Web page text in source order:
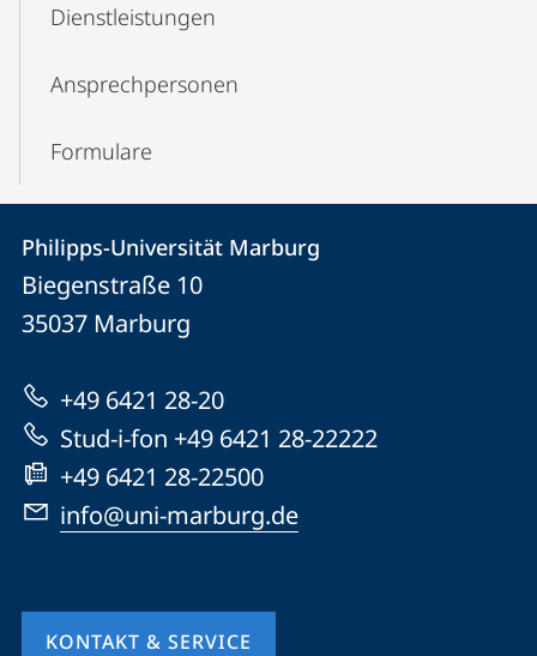
Dienstleistungen
Ansprechpersonen
Formulare
Kontakt
und
Informationen
zur
Website
Kontaktinformationen
Philipps-
Universität
Marburg
Philipps-Universität Marburg
Biegenstraße 10
35037 Marburg
+49 6421 28-20
Stud-i-fon +49 6421 28-22222
+49 6421 28-22500
info@uni-marburg.de
KONTAKT & SERVICE